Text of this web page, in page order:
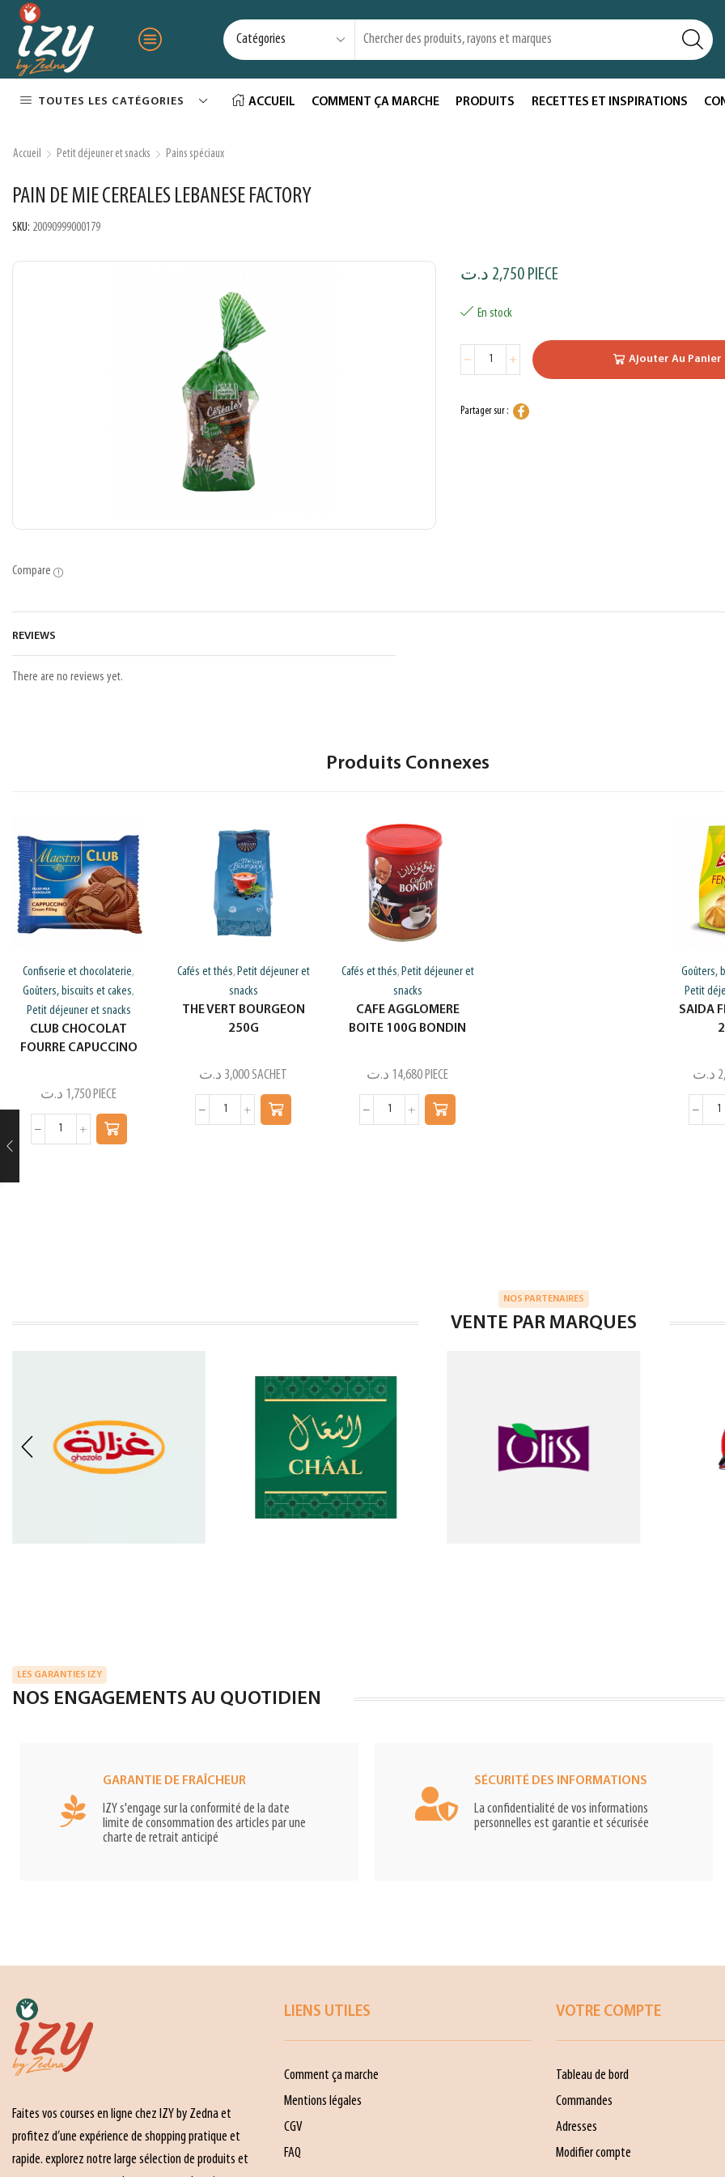
TOUTES LES CATÉGORIES ACCUEIL COMMENT ÇA MARCHE PRODUITS RECETTES ET INSPIRATIONS
Accueil Petit déjeuner et snacks Pains spéciaux
PAIN DE MIE CEREALES LEBANESE FACTORY
SKU: 20090999000179
Compare
2,750 د.ت PIECE
En stock
Ajouter Au Panier
Partager sur :
REVIEWS
There are no reviews yet.
Produits Connexes
Confiserie et chocolaterie,
Goûters, biscuits et cakes,
Petit déjeuner et snacks
CLUB CHOCOLAT
FOURRE CAPUCCINO
1,750 د.ت PIECE
Cafés et thés, Petit déjeuner et
snacks
THE VERT BOURGEON
250G
3,000 د.ت SACHET
Cafés et thés, Petit déjeuner et
snacks
CAFE AGGLOMERE
BOITE 100G BONDIN
14,680 د.ت PIECE
Goûters,
Petit
SAIDA
د.ت
NOS PARTENAIRES
VENTE PAR MARQUES
LES GARANTIES IZY
NOS ENGAGEMENTS AU QUOTIDIEN
GARANTIE DE FRAÎCHEUR
IZY s'engage sur la conformité de la date
limite de consommation des articles par une
charte de retrait anticipé
SÉCURITÉ DES INFORMATIONS
La confidentialité de vos informations
personnelles est garantie et sécurisée
Faites vos courses en ligne chez IZY by Zedna et
profitez d’une expérience de shopping pratique et
rapide. explorez notre large sélection de produits et
LIENS UTILES
Comment ça marche
Mentions légales
CGV
FAQ
VOTRE COMPTE
Tableau de bord
Commandes
Adresses
Modifier compte